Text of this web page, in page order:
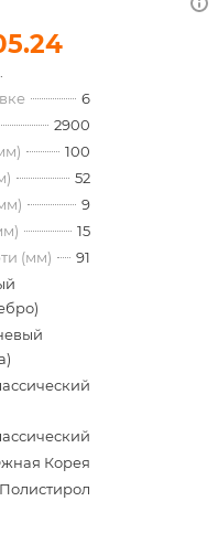
6
2900
100
52
9
15
(мм)
91
Корея
Полистирол